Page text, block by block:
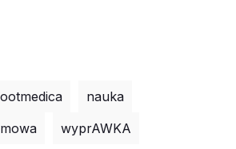
nauka
wyprAWKA